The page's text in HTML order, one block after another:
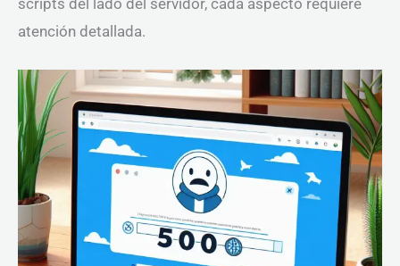
atención detallada.